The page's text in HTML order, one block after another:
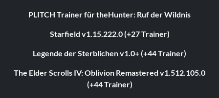
PLITCH Trainer für theHunter: Ruf der Wildnis
Starfield v1.15.222.0 (+27 Trainer)
Legende der Sterblichen v1.0+ (+44 Trainer)
The Elder Scrolls IV: Oblivion Remastered v1.512.105.0
(+44 Trainer)